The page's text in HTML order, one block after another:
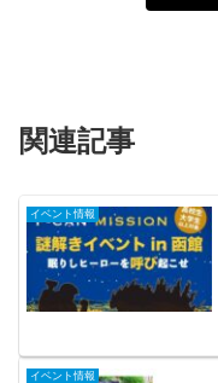
関連記事
イベント情報
イベント情報